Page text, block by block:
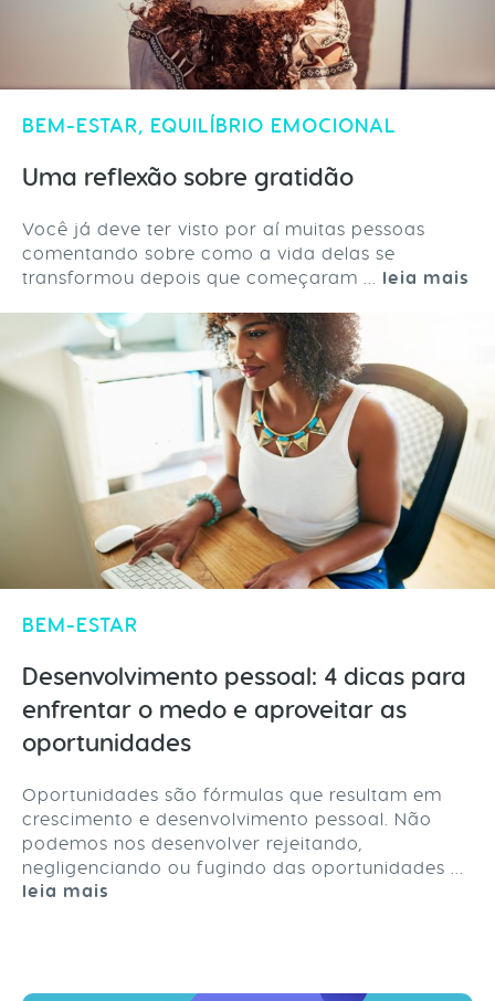
BEM-ESTAR, EQUILÍBRIO EMOCIONAL
Uma reflexão sobre gratidão
Você já deve ter visto por aí muitas pessoas
comentando sobre como a vida delas se
transformou depois que começaram ... leia mais
BEM-ESTAR
Desenvolvimento pessoal: 4 dicas para
enfrentar o medo e aproveitar as
oportunidades
Oportunidades são fórmulas que resultam em
crescimento e desenvolvimento pessoal. Não
podemos nos desenvolver rejeitando,
negligenciando ou fugindo das oportunidades ...
leia mais